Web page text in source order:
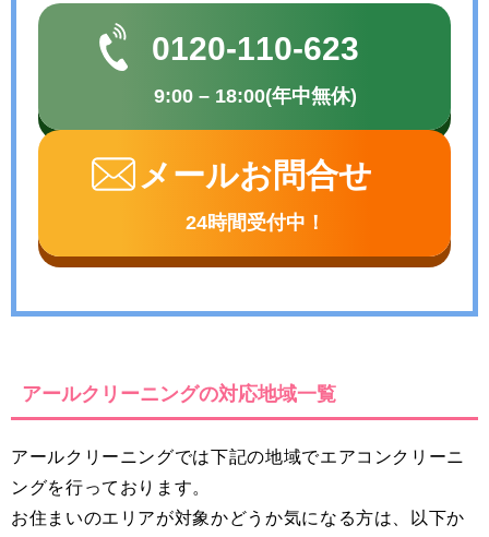
0120-110-623
9:00 – 18:00(年中無休)
メールお問合せ
24時間受付中！
アールクリーニングの対応地域一覧
アールクリーニングでは下記の地域でエアコンクリーニ
ングを行っております。
お住まいのエリアが対象かどうか気になる方は、以下か